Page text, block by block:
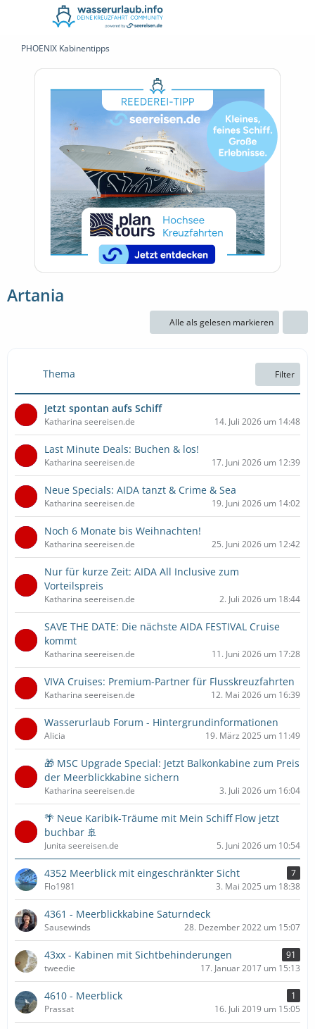
PHOENIX Kabinentipps
Artania
Alle als gelesen markieren
Thema Filter
Jetzt spontan aufs Schiff
Katharina seereisen.de 14. Juli 2026 um 14:48
Last Minute Deals: Buchen & los!
Katharina seereisen.de 17. Juni 2026 um 12:39
Neue Specials: AIDA tanzt & Crime & Sea
Katharina seereisen.de 19. Juni 2026 um 14:02
Noch 6 Monate bis Weihnachten!
Katharina seereisen.de 25. Juni 2026 um 12:42
Nur für kurze Zeit: AIDA All Inclusive zum
Vorteilspreis
Katharina seereisen.de 2. Juli 2026 um 18:44
SAVE THE DATE: Die nächste AIDA FESTIVAL Cruise
kommt
Katharina seereisen.de 11. Juni 2026 um 17:28
VIVA Cruises: Premium-Partner für Flusskreuzfahrten
Katharina seereisen.de 12. Mai 2026 um 16:39
Wasserurlaub Forum - Hintergrundinformationen
Alicia 19. März 2025 um 11:49
🎁 MSC Upgrade Special: Jetzt Balkonkabine zum Preis
der Meerblickkabine sichern
Katharina seereisen.de 3. Juli 2026 um 16:04
🌴 Neue Karibik-Träume mit Mein Schiff Flow jetzt
buchbar 🚢
Junita seereisen.de 5. Juni 2026 um 10:54
4352 Meerblick mit eingeschränkter Sicht
7
Flo1981
3. Mai 2025 um 18:38
4361 - Meerblickkabine Saturndeck
Sausewinds 28. Dezember 2022 um 15:07
43xx - Kabinen mit Sichtbehinderungen
91
tweedie
17. Januar 2017 um 15:13
4610 - Meerblick
1
Prassat
16. Juli 2019 um 15:05